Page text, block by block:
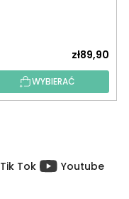
zł89,90
WYBIERAĆ
Tik Tok Youtube